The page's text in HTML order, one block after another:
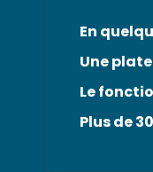
En
Une
Le
Plus de